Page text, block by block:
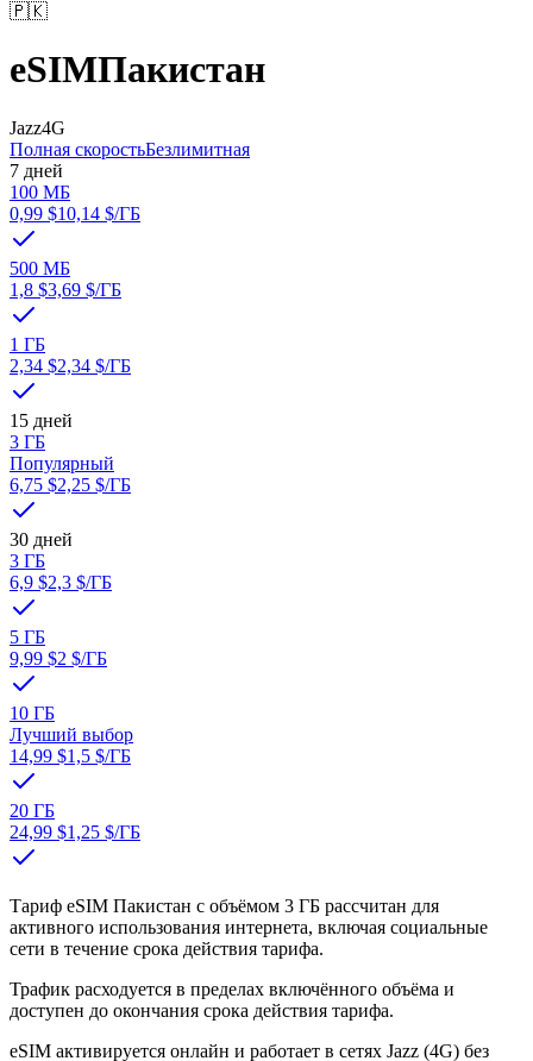
🇵🇰
eSIMПакистан
Jazz4G
Полная скоростьБезлимитная
7 дней
100 МБ
0,99 $10,14 $/ГБ
500 МБ
1,8 $3,69 $/ГБ
1 ГБ
2,34 $2,34 $/ГБ
15 дней
3 ГБ
Популярный
6,75 $2,25 $/ГБ
30 дней
3 ГБ
6,9 $2,3 $/ГБ
5 ГБ
9,99 $2 $/ГБ
10 ГБ
Лучший выбор
14,99 $1,5 $/ГБ
20 ГБ
24,99 $1,25 $/ГБ
Тариф eSIM Пакистан с объёмом 3 ГБ рассчитан для
активного использования интернета, включая социальные
сети в течение срока действия тарифа.
Трафик расходуется в пределах включённого объёма и
доступен до окончания срока действия тарифа.
eSIM активируется онлайн и работает в сетях Jazz (4G) без